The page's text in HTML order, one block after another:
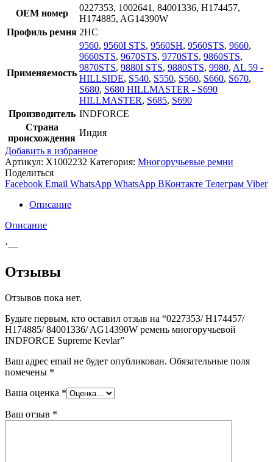
OEM номер
0227353, 1002641, 84001336, H174457,
H174885, AG14390W
Профиль ремня 2HC
Применяемость
9560, 9560I STS, 9560SH, 9560STS, 9660,
9660STS, 9670STS, 9770STS, 9860STS,
9870STS, 9880I STS, 9880STS, 9980, AL 59 -
HILLSIDE, S540, S550, S560, S660, S670,
S680, S680 HILLMASTER - S690
HILLMASTER, S685, S690
Производитель INDFORCE
Страна
происхождения
Индия
Добавить в избранное
Артикул: X1002232 Категория: Многоручьевые ремни
Поделиться
Facebook Email WhatsApp WhatsApp ВКонтакте Телеграм Viber
Описание
Описание
‘—
Отзывы
Отзывов пока нет.
Будьте первым, кто оставил отзыв на “0227353/ H174457/
H174885/ 84001336/ AG14390W ремень многоручьевой
INDFORCE Supreme Kevlar”
Ваш адрес email не будет опубликован. Обязательные поля
помечены *
Ваша оценка *
Ваш отзыв *